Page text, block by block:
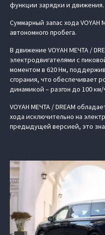
функции зарядки и движения.
Суммарный запас хода VOYAH
автономного пробега.
В движение VOYAH МЕЧТА /
электродвигателями с
моментом в 620 Нм,
сгорания, что обеспечивает
динамикой – разгон до 100
VOYAH МЕЧТА / DREAM
хода исключительно на
предыдущей версией, это